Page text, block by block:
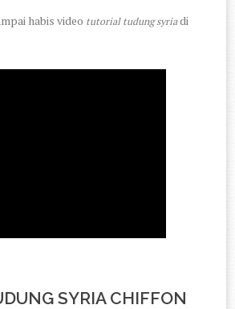
habis video tutorial tudung syriadi
SYRIA CHIFFON